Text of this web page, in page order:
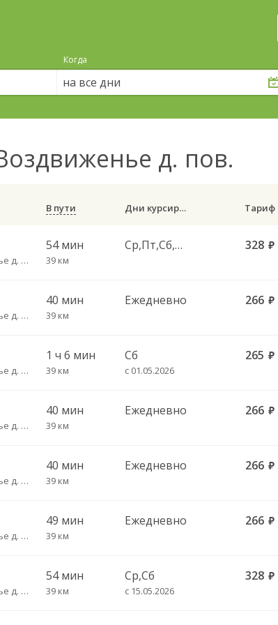
Когда
на все дни
д. пов.
В пути Дни курсирования Тариф
Воздвиженье д. пов.
54 мин
39 км
Ср,Пт,Сб,Вс 328 руб.
Воздвиженье д. пов.
40 мин
39 км
Ежедневно 266 руб.
Воздвиженье д. пов.
1 ч 6 мин
39 км
Сб
с 01.05.2026
265 руб.
Воздвиженье д. пов.
40 мин
39 км
Ежедневно 266 руб.
Воздвиженье д. пов.
40 мин
39 км
Ежедневно 266 руб.
Воздвиженье д. пов.
49 мин
39 км
Ежедневно 266 руб.
Воздвиженье д. пов.
54 мин
39 км
Ср,Сб
с 15.05.2026
328 руб.